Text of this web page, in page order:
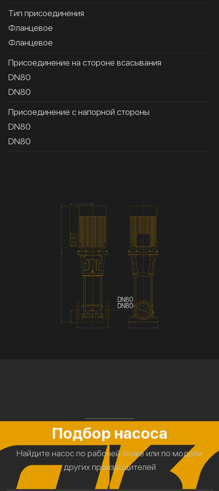
Тип присоединения
Фланцевое
Фланцевое
Присоединение на стороне всасывания
DN80
DN80
Присоединение с напорной стороны
DN80
DN80
DN80
DN80
Подбор насоса
Найдите насос по рабочей точке или по модели
других производителей